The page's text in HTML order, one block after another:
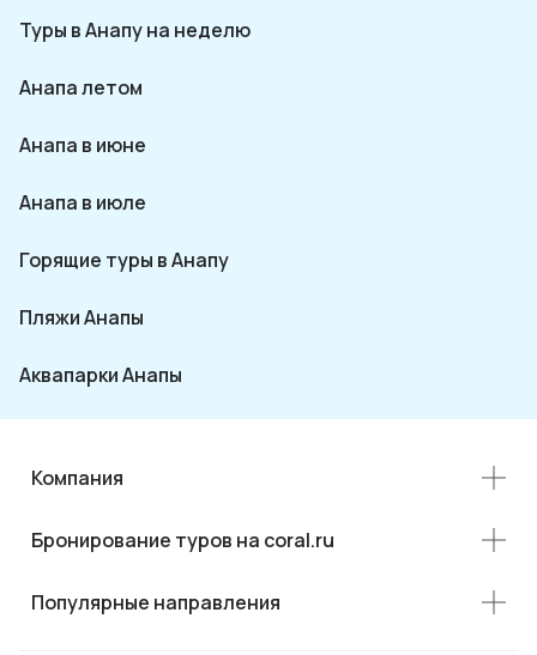
Туры в Анапу на неделю
Анапа летом
Анапа в июне
Анапа в июле
Горящие туры в Анапу
Пляжи Анапы
Аквапарки Анапы
Компания
Бронирование туров на coral.ru
Популярные направления